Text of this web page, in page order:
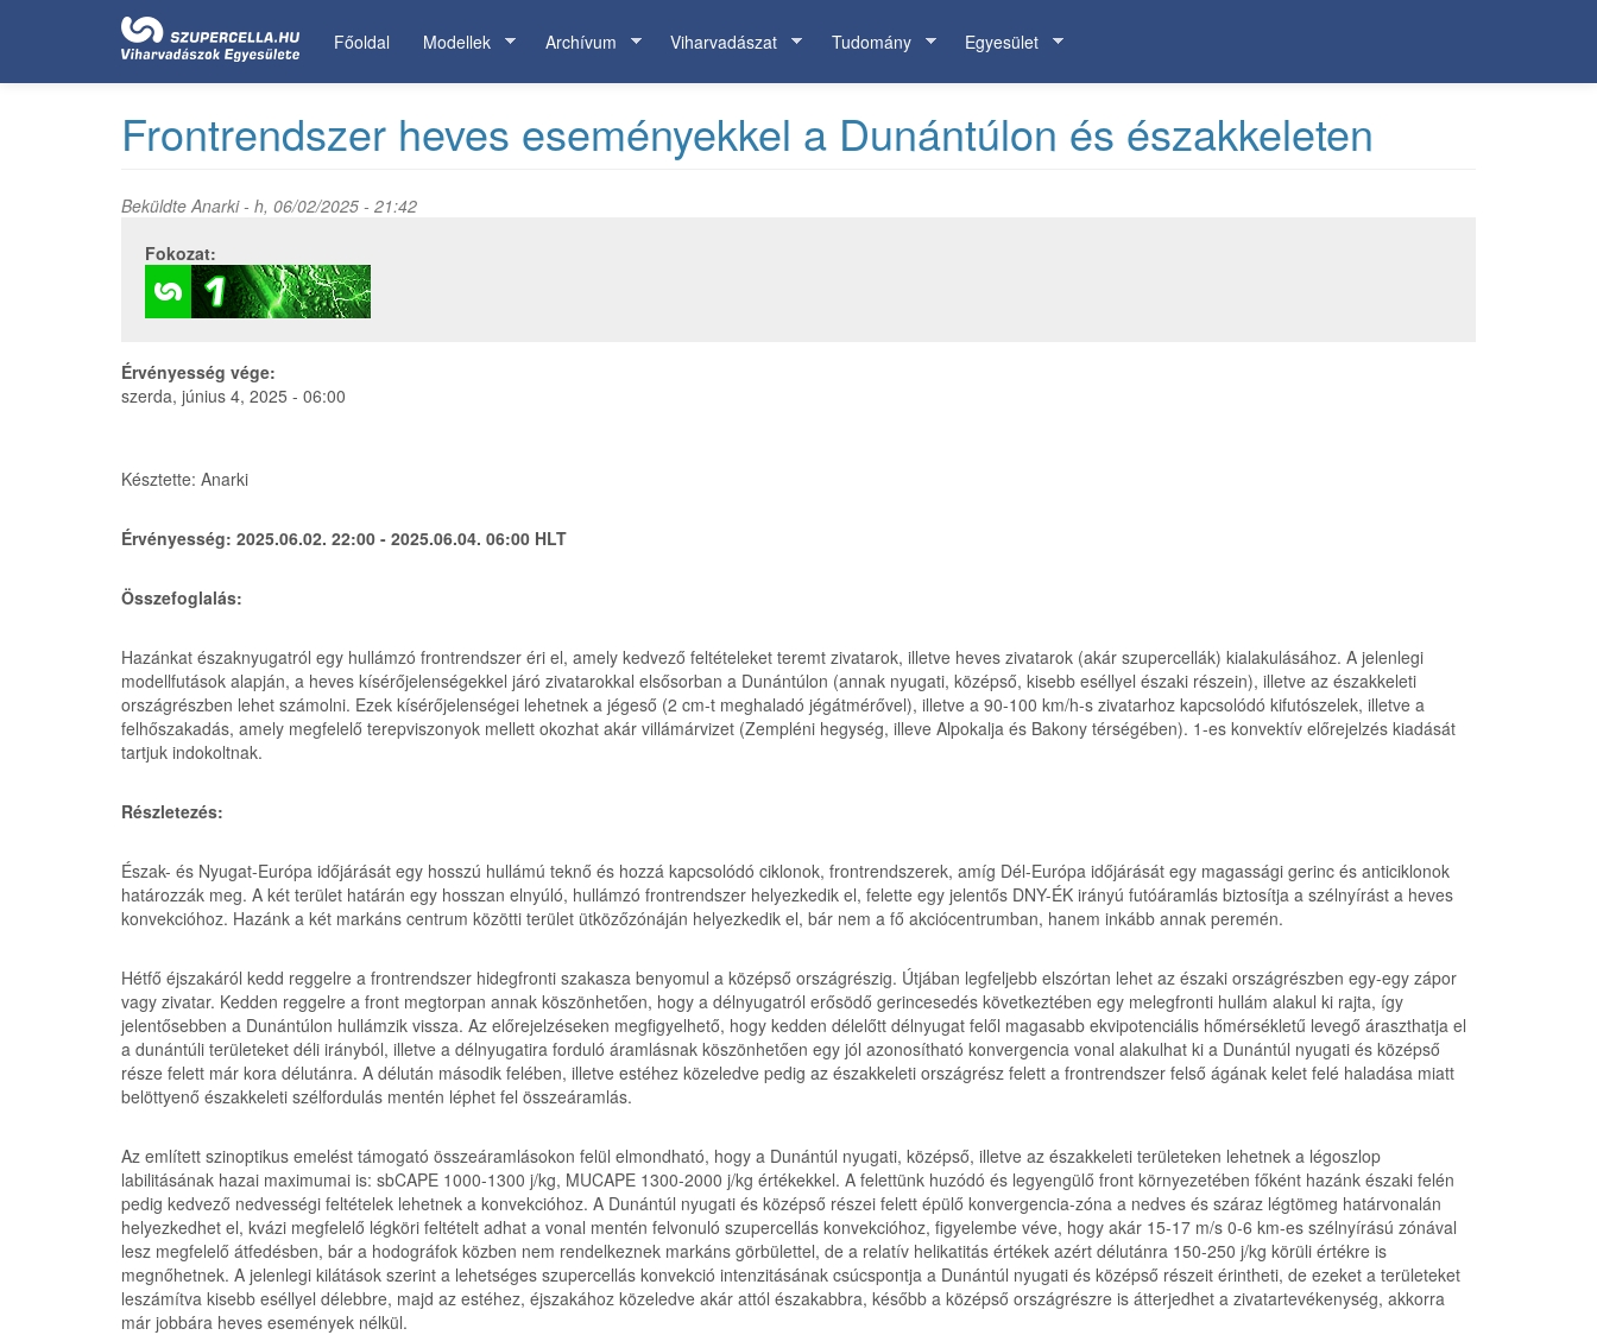
Főoldal Modellek Archívum Viharvadászat Tudomány Egyesület
Frontrendszer heves eseményekkel a Dunántúlon és északkeleten
BeküldteAnarki- h, 06/02/2025 - 21:42
Fokozat:
Érvényesség vége:
szerda, június 4, 2025 - 06:00
Késztette: Anarki
Érvényesség: 2025.06.02. 22:00 - 2025.06.04. 06:00 HLT
Összefoglalás:
Hazánkat északnyugatról egy hullámzó frontrendszer éri el, amely kedvező feltételeket teremt zivatarok, illetve heves zivatarok (akár szupercellák) kialakulásához. A jelenlegi
modellfutások alapján, a heves kísérőjelenségekkel járó zivatarokkal elsősorban a Dunántúlon (annak nyugati, középső, kisebb eséllyel északi részein), illetve az északkeleti
országrészben lehet számolni. Ezek kísérőjelenségei lehetnek a jégeső (2 cm-t meghaladó jégátmérővel), illetve a 90-100 km/h-s zivatarhoz kapcsolódó kifutószelek, illetve a
felhőszakadás, amely megfelelő terepviszonyok mellett okozhat akár villámárvizet (Zempléni hegység, illeve Alpokalja és Bakony térségében). 1-es konvektív előrejelzés kiadását
tartjuk indokoltnak.
Részletezés:
Észak- és Nyugat-Európa időjárását egy hosszú hullámú teknő és hozzá kapcsolódó ciklonok, frontrendszerek, amíg Dél-Európa időjárását egy magassági gerinc és anticiklonok
határozzák meg. A két terület határán egy hosszan elnyúló, hullámzó frontrendszer helyezkedik el, felette egy jelentős DNY-ÉK irányú futóáramlás biztosítja a szélnyírást a heves
konvekcióhoz. Hazánk a két markáns centrum közötti terület ütközőzónáján helyezkedik el, bár nem a fő akciócentrumban, hanem inkább annak peremén.
Hétfő éjszakáról kedd reggelre a frontrendszer hidegfronti szakasza benyomul a középső országrészig. Útjában legfeljebb elszórtan lehet az északi országrészben egy-egy zápor
vagy zivatar. Kedden reggelre a front megtorpan annak köszönhetően, hogy a délnyugatról erősödő gerincesedés következtében egy melegfronti hullám alakul ki rajta, így
jelentősebben a Dunántúlon hullámzik vissza. Az előrejelzéseken megfigyelhető, hogy kedden délelőtt délnyugat felől magasabb ekvipotenciális hőmérsékletű levegő áraszthatja el
a dunántúli területeket déli irányból, illetve a délnyugatira forduló áramlásnak köszönhetően egy jól azonosítható konvergencia vonal alakulhat ki a Dunántúl nyugati és középső
része felett már kora délutánra. A délután második felében, illetve estéhez közeledve pedig az északkeleti országrész felett a frontrendszer felső ágának kelet felé haladása miatt
belöttyenő északkeleti szélfordulás mentén léphet fel összeáramlás.
Az említett szinoptikus emelést támogató összeáramlásokon felül elmondható, hogy a Dunántúl nyugati, középső, illetve az északkeleti területeken lehetnek a légoszlop
labilitásának hazai maximumai is: sbCAPE 1000-1300 j/kg, MUCAPE 1300-2000 j/kg értékekkel. A felettünk huzódó és legyengülő front környezetében főként hazánk északi felén
pedig kedvező nedvességi feltételek lehetnek a konvekcióhoz. A Dunántúl nyugati és középső részei felett épülő konvergencia-zóna a nedves és száraz légtömeg határvonalán
helyezkedhet el, kvázi megfelelő légköri feltételt adhat a vonal mentén felvonuló szupercellás konvekcióhoz, figyelembe véve, hogy akár 15-17 m/s 0-6 km-es szélnyírású zónával
lesz megfelelő átfedésben, bár a hodográfok közben nem rendelkeznek markáns görbülettel, de a relatív helikatitás értékek azért délutánra 150-250 j/kg körüli értékre is
megnőhetnek. A jelenlegi kilátások szerint a lehetséges szupercellás konvekció intenzitásának csúcspontja a Dunántúl nyugati és középső részeit érintheti, de ezeket a területeket
leszámítva kisebb eséllyel délebbre, majd az estéhez, éjszakához közeledve akár attól északabbra, később a középső országrészre is átterjedhet a zivatartevékenység, akkorra
már jobbára heves események nélkül.